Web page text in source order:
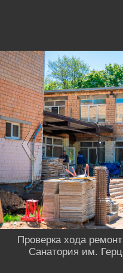
Проверка хода
Санатория им.